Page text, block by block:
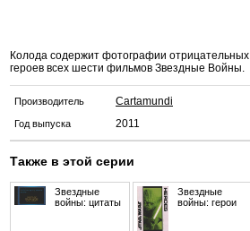
Колода содержит фотографии отрицательных
героев всех шести фильмов Звездные Войны.
Производитель Cartamundi
Год выпуска 2011
Также в этой серии
Звездные
войны: цитаты
Звездные
войны: герои